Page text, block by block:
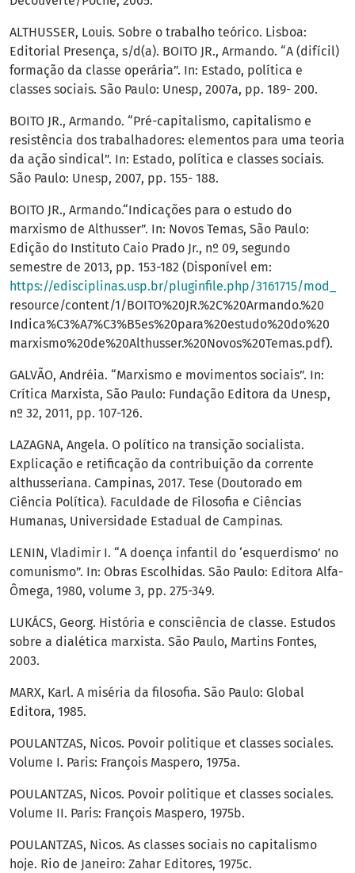
ALTHUSSER, Louis. Sobre o trabalho teórico. Lisboa:
Editorial Presença, s/d(a). BOITO JR., Armando. “A (difícil)
formação da classe operária”. In: Estado, política e
classes sociais. São Paulo: Unesp, 2007a, pp. 189- 200.
BOITO JR., Armando. “Pré-capitalismo, capitalismo e
resistência dos trabalhadores: elementos para uma teoria
da ação sindical”. In: Estado, política e classes sociais.
São Paulo: Unesp, 2007, pp. 155- 188.
BOITO JR., Armando.“Indicações para o estudo do
marxismo de Althusser”. In: Novos Temas, São Paulo:
Edição do Instituto Caio Prado Jr., nº 09, segundo
semestre de 2013, pp. 153-182 (Disponível em:
https://edisciplinas.usp.br/pluginfile.php/3161715/mod_
resource/content/1/BOITO%20JR.%2C%20Armando.%20
Indica%C3%A7%C3%B5es%20para%20estudo%20do%20
marxismo%20de%20Althusser.%20Novos%20Temas.pdf).
GALVÃO, Andréia. “Marxismo e movimentos sociais”. In:
Crítica Marxista, São Paulo: Fundação Editora da Unesp,
nº 32, 2011, pp. 107-126.
LAZAGNA, Angela. O político na transição socialista.
Explicação e retificação da contribuição da corrente
althusseriana. Campinas, 2017. Tese (Doutorado em
Ciência Política). Faculdade de Filosofia e Ciências
Humanas, Universidade Estadual de Campinas.
LENIN, Vladimir I. “A doença infantil do ‘esquerdismo’ no
comunismo”. In: Obras Escolhidas. São Paulo: Editora Alfa-
Ômega, 1980, volume 3, pp. 275-349.
LUKÁCS, Georg. História e consciência de classe. Estudos
sobre a dialética marxista. São Paulo, Martins Fontes,
2003.
MARX, Karl. A miséria da filosofia. São Paulo: Global
Editora, 1985.
POULANTZAS, Nicos. Povoir politique et classes sociales.
Volume I. Paris: François Maspero, 1975a.
POULANTZAS, Nicos. Povoir politique et classes sociales.
Volume II. Paris: François Maspero, 1975b.
POULANTZAS, Nicos. As classes sociais no capitalismo
hoje. Rio de Janeiro: Zahar Editores, 1975c.